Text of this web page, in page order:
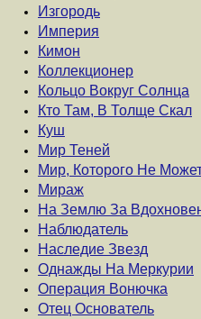
Изгородь
Империя
Кимон
Коллекционер
Кольцо Вокруг Солнца
Кто Там, В Толще Скал
Куш
Мир Теней
Мир, Которого Не
Мираж
На Землю За
Наблюдатель
Наследие Звезд
Однажды На Меркурии
Операция Вонючка
Отец Основатель